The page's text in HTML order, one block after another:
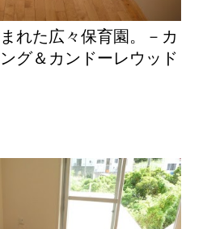
れた広々保育園。－カ
グ＆カンドーレウッド